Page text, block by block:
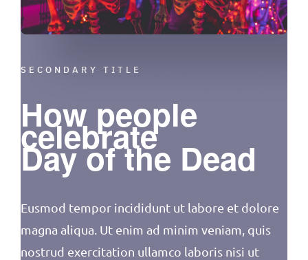
SECONDARY TITLE
How people
celebrate
Day of the Dead
Eusmod tempor incididunt ut labore et dolore
magna aliqua. Ut enim ad minim veniam, quis
nostrud exercitation ullamco laboris nisi ut